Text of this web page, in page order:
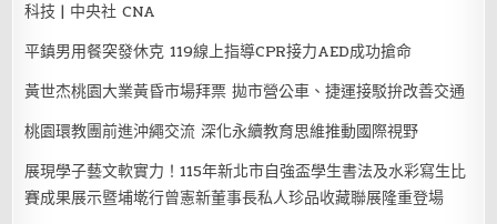
科技 | 中央社 CNA
平鎮男用餐突發休克 119線上指導CPR接力AED成功搶命
黃世杰桃園大業黃昏市場拜票 拋市營公車、捷運接駁拚改善交通
桃園環教團前進沖繩交流 深化永續教育思維推動國際視野
展現學子藝文軟實力！115年新北市自強盃學生書法及水彩寫生比
賽成果展示暨埔墘行曾憲新董事長私人珍品收藏聯展隆重登場